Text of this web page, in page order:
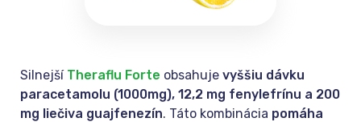
Silnejší Theraflu Forte obsahuje vyššiu dávku
paracetamolu (1000mg), 12,2 mg fenylefrínu a 200
mg liečiva guajfenezín. Táto kombinácia pomáha